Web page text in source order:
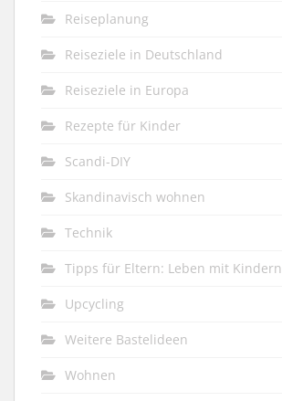
Reiseplanung
Reiseziele in Deutschland
Reiseziele in Europa
Rezepte für Kinder
Scandi-DIY
Skandinavisch wohnen
Technik
Tipps für Eltern: Leben mit Kindern
Upcycling
Weitere Bastelideen
Wohnen